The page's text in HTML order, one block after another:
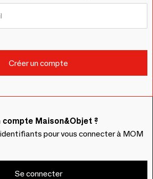
compte Maison&Objet ?
pour vous connecter à MOM
Se connecter